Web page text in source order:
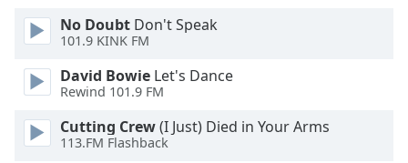
Background
Color
Opacity
No Doubt Don't Speak
101.9 KINK FM
David Bowie Let's Dance
Rewind 101.9 FM
Cutting Crew(I Just) Died in Your Arms
113.FM Flashback